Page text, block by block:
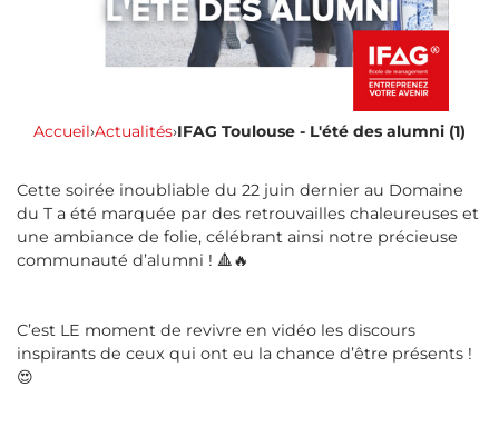
Accueil›Actualités›IFAG Toulouse - L'été des alumni (1)
Cette soirée inoubliable du 22 juin dernier au Domaine
du T a été marquée par des retrouvailles chaleureuses et
une ambiance de folie, célébrant ainsi notre précieuse
communauté d’alumni ! 🔺🔥
C’est LE moment de revivre en vidéo les discours
inspirants de ceux qui ont eu la chance d’être présents !
😍